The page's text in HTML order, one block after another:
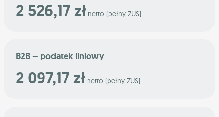
2 526,17 zł netto (pełny ZUS)
B2B – podatek liniowy
2 097,17 zł netto (pełny ZUS)